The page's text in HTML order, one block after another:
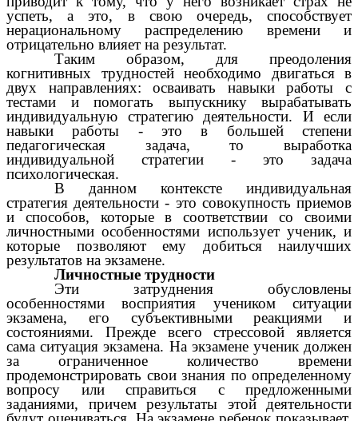
успеть, а это, в свою очередь, способствует
нерациональному распределению времени и
отрицательно влияет на результат.
Таким образом, для преодоления
когнитивных трудностей необходимо двигаться в
двух направлениях: осваивать навыки работы с
тестами и помогать выпускнику вырабатывать
индивидуальную стратегию деятельности. И если
навыки работы - это в большей степени
педагогическая задача, то выработка
индивидуальной стратегии - это задача
психологическая.
В данном контексте индивидуальная
стратегия деятельности - это совокупность приемов
и способов, которые в соответствии со своими
личностными особенностями использует ученик, и
которые позволяют ему добиться наилучших
результатов на экзамене.
Личностные трудности
Эти затруднения обусловлены
особенностями восприятия учеником ситуации
экзамена, его субъективными реакциями и
состояниями. Прежде всего стрессовой является
сама ситуация экзамена. На экзамене ученик должен
за ограниченное количество времени
продемонстрировать свои знания по определенному
вопросу или справиться с предложенными
заданиями, причем результаты этой деятельности